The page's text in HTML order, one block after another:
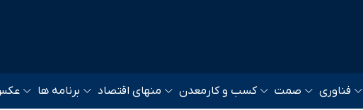
فناوری صمت کسب و کار معدن منهای اقتصاد برنامه ها